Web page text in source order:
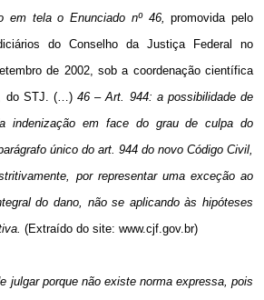
em tela o Enunciado nº 46, promovida pelo
do Conselho da Justiça Federal no
de 2002, sob a coordenação científica
do STJ. (…)46 –Art. 944: a possibilidade de
indenização em face do grau de culpa do
único do art. 944 do novo Código Civil,
por representar uma exceção ao
do dano, não se aplicando às hipóteses
(Extraído do site: www.cjf.gov.br)
julgar porque não existe norma expressa, pois